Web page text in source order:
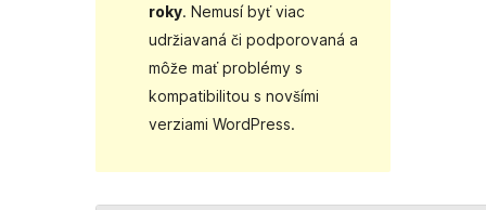
roky. Nemusí byť viac
udržiavaná či podporovaná a
môže mať problémy s
kompatibilitou s novšími
verziami WordPress.